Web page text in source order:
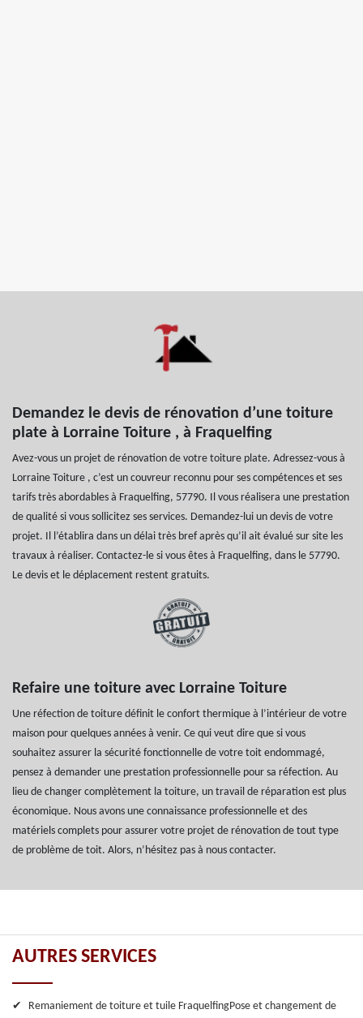
Demandez le devis de rénovation d’une toiture
plate à Lorraine Toiture , à Fraquelfing
Avez-vous un projet de rénovation de votre toiture plate. Adressez-vous à
Lorraine Toiture , c’est un couvreur reconnu pour ses compétences et ses
tarifs très abordables à Fraquelfing, 57790. Il vous réalisera une prestation
de qualité si vous sollicitez ses services. Demandez-lui un devis de votre
projet. Il l’établira dans un délai très bref après qu’il ait évalué sur site les
travaux à réaliser. Contactez-le si vous êtes à Fraquelfing, dans le 57790.
Le devis et le déplacement restent gratuits.
Refaire une toiture avec Lorraine Toiture
Une réfection de toiture définit le confort thermique à l’intérieur de votre
maison pour quelques années à venir. Ce qui veut dire que si vous
souhaitez assurer la sécurité fonctionnelle de votre toit endommagé,
pensez à demander une prestation professionnelle pour sa réfection. Au
lieu de changer complètement la toiture, un travail de réparation est plus
économique. Nous avons une connaissance professionnelle et des
matériels complets pour assurer votre projet de rénovation de tout type
de problème de toit. Alors, n’hésitez pas à nous contacter.
AUTRES SERVICES
Remaniement de toiture et tuile FraquelfingPose et changement de